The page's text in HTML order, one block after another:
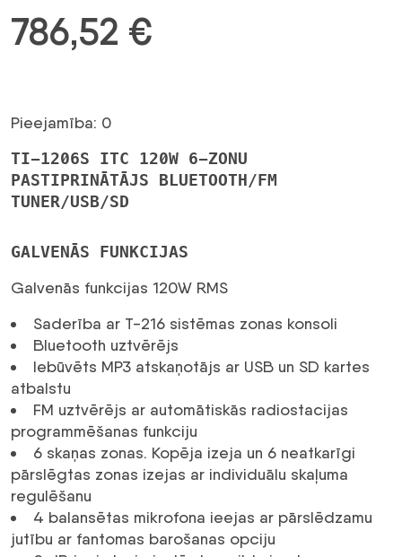
786,52 €
Pieejamība: 0
TI-1206S ITC 120W 6-ZONU
PASTIPRINĀTĀJS BLUETOOTH/FM
TUNER/USB/SD
GALVENĀS FUNKCIJAS
Galvenās funkcijas 120W RMS
Saderība ar T-216 sistēmas zonas konsoli
Bluetooth uztvērējs
Iebūvēts MP3 atskaņotājs ar USB un SD kartes
atbalstu
FM uztvērējs ar automātiskās radiostacijas
programmēšanas funkciju
6 skaņas zonas. Kopēja izeja un 6 neatkarīgi
pārslēgtas zonas izejas ar individuālu skaļuma
regulēšanu
4 balansētas mikrofona ieejas ar pārslēdzamu
jutību ar fantomas barošanas opciju